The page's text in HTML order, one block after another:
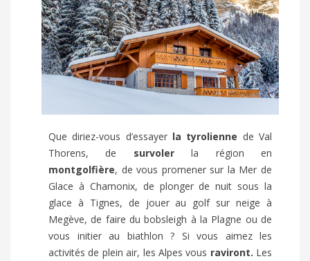
Que diriez-vous d’essayer la tyrolienne de Val
Thorens, de survolerla région en
montgolfière, de vous promener sur la Mer de
Glace à Chamonix, de plonger de nuit sous la
glace à Tignes, de jouer au golf sur neige à
Megève, de faire du bobsleigh à la Plagne ou de
vous initier au biathlon ? Si vous aimez les
activités de plein air, les Alpes vous raviront. Les